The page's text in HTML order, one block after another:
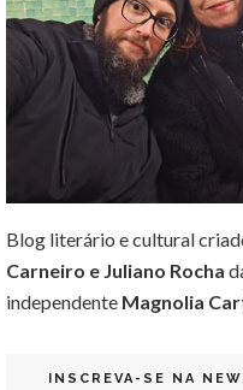
Blog literário e cultural
Carneiro e Juliano Rocha
independente Magnolia
INSCREVA-SE NA